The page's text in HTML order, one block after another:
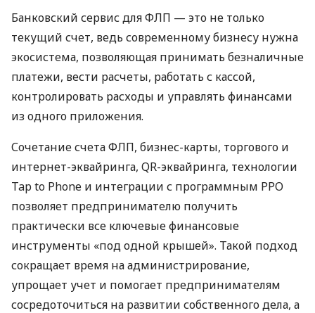
Банковский сервис для ФЛП — это не только
текущий счет, ведь современному бизнесу нужна
экосистема, позволяющая принимать безналичные
платежи, вести расчеты, работать с кассой,
контролировать расходы и управлять финансами
из одного приложения.
Сочетание счета ФЛП, бизнес-карты, торгового и
интернет-эквайринга, QR-эквайринга, технологии
Tap to Phone и интеграции с программным РРО
позволяет предпринимателю получить
практически все ключевые финансовые
инструменты «под одной крышей». Такой подход
сокращает время на администрирование,
упрощает учет и помогает предпринимателям
сосредоточиться на развитии собственного дела, а